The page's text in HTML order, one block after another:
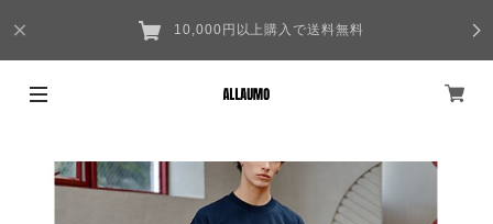
10,000円以上購入で送料無料